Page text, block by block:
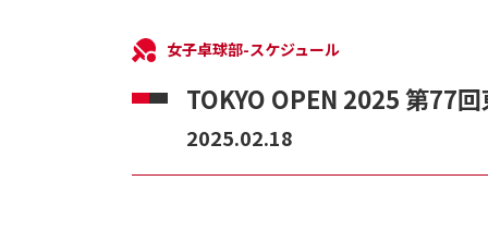
女子卓球部-スケジュール
TOKYO OPEN 2025 第77
2025.02.18